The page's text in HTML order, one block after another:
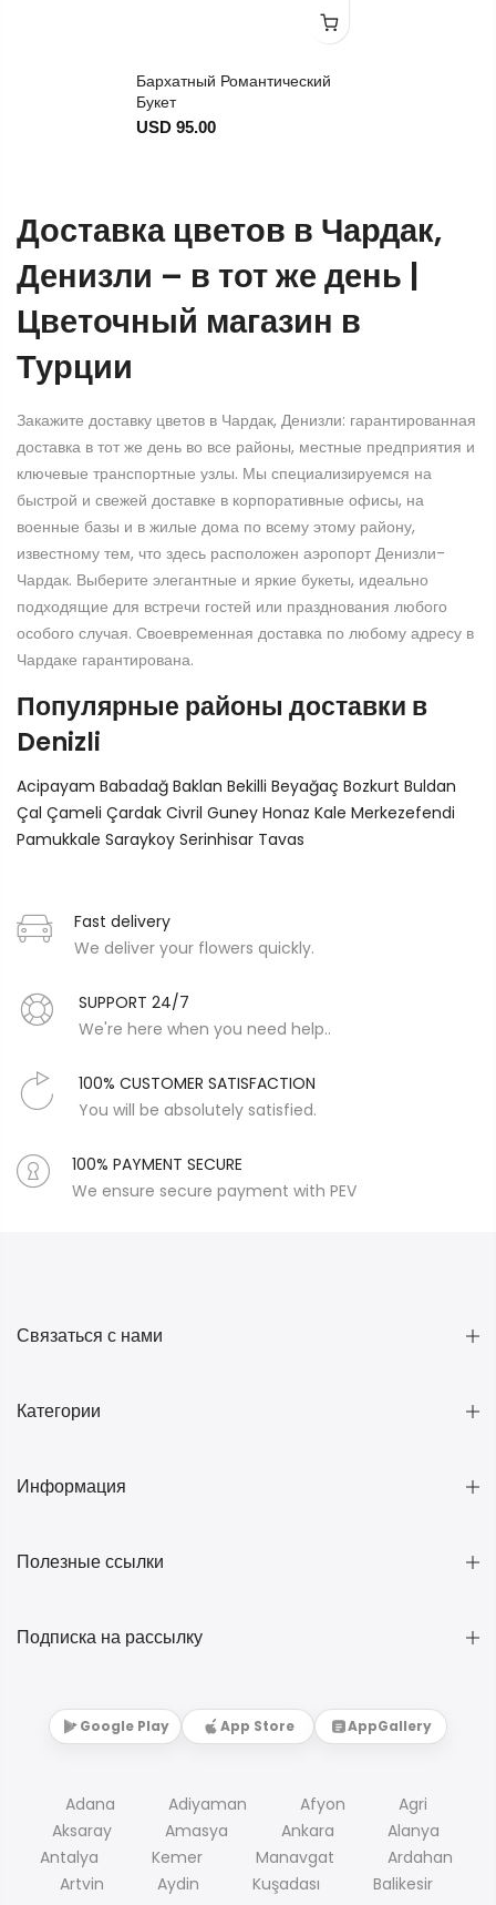
Бархатный Романтический
Букет
USD 95.00
Доставка цветов в Чардак,
Денизли – в тот же день |
Цветочный магазин в
Турции
Закажите доставку цветов в Чардак, Денизли: гарантированная
доставка в тот же день во все районы, местные предприятия и
ключевые транспортные узлы. Мы специализируемся на
быстрой и свежей доставке в корпоративные офисы, на
военные базы и в жилые дома по всему этому району,
известному тем, что здесь расположен аэропорт Денизли-
Чардак. Выберите элегантные и яркие букеты, идеально
подходящие для встречи гостей или празднования любого
особого случая. Своевременная доставка по любому адресу в
Чардаке гарантирована.
Популярные районы доставки в
Denizli
Acipayam Babadağ Baklan Bekilli Beyağaç Bozkurt Buldan
Çal Çameli Çardak Civril Guney Honaz Kale Merkezefendi
Pamukkale Saraykoy Serinhisar Tavas
Fast delivery
We deliver your flowers quickly.
SUPPORT 24/7
We're here when you need help..
100% CUSTOMER SATISFACTION
You will be absolutely satisfied.
100% PAYMENT SECURE
We ensure secure payment with PEV
Связаться с нами
Категории
Информация
Полезные ссылки
Подписка на рассылку
Google Play App Store AppGallery
Adana Adiyaman Afyon
Agri
Aksaray
Amasya Ankara
Alanya
Antalya
Kemer Manavgat
Ardahan
Artvin
Aydin Kuşadası Balikesir